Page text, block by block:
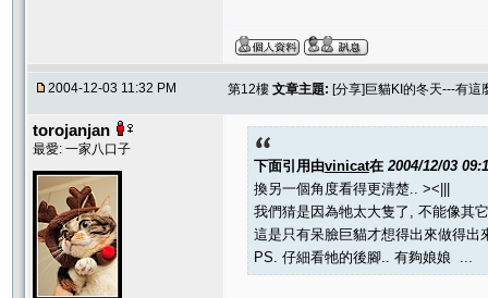
2004-12-03 11:32 PM 第12樓 文章主題: [分享]巨貓KI的冬天---有這
torojanjan
最愛: 一家八口子
下面引用由vinicat在 2004/12/03
換另一個角度看得更清楚.. ><|||
我們猜是因為牠太大隻了, 不能像其
這是只有呆臉巨貓才想得出來做得出
PS. 仔細看牠的後腳.. 有夠娘娘 ...